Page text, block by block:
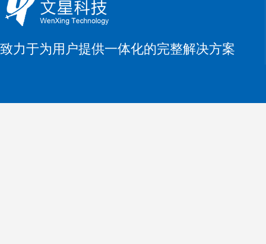
致力于为用户提供一体化的完整解决方案